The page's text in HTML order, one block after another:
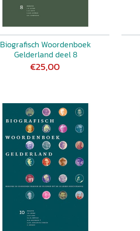
Biografisch Woordenboek
Gelderland deel 8
€25,00